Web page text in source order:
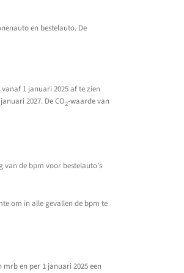
en bestelauto. De
1 januari 2025 af te zien
2027. De CO2-waarde van
de bpm voor bestelauto’s
om in alle gevallen de bpm te
en per 1 januari 2025 een